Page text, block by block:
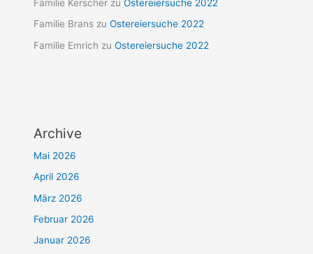
Familie Kerscher zuOstereiersuche 2022
Familie Brans zuOstereiersuche 2022
Familie Emrich zuOstereiersuche 2022
Archive
Mai 2026
April 2026
März 2026
Februar 2026
Januar 2026